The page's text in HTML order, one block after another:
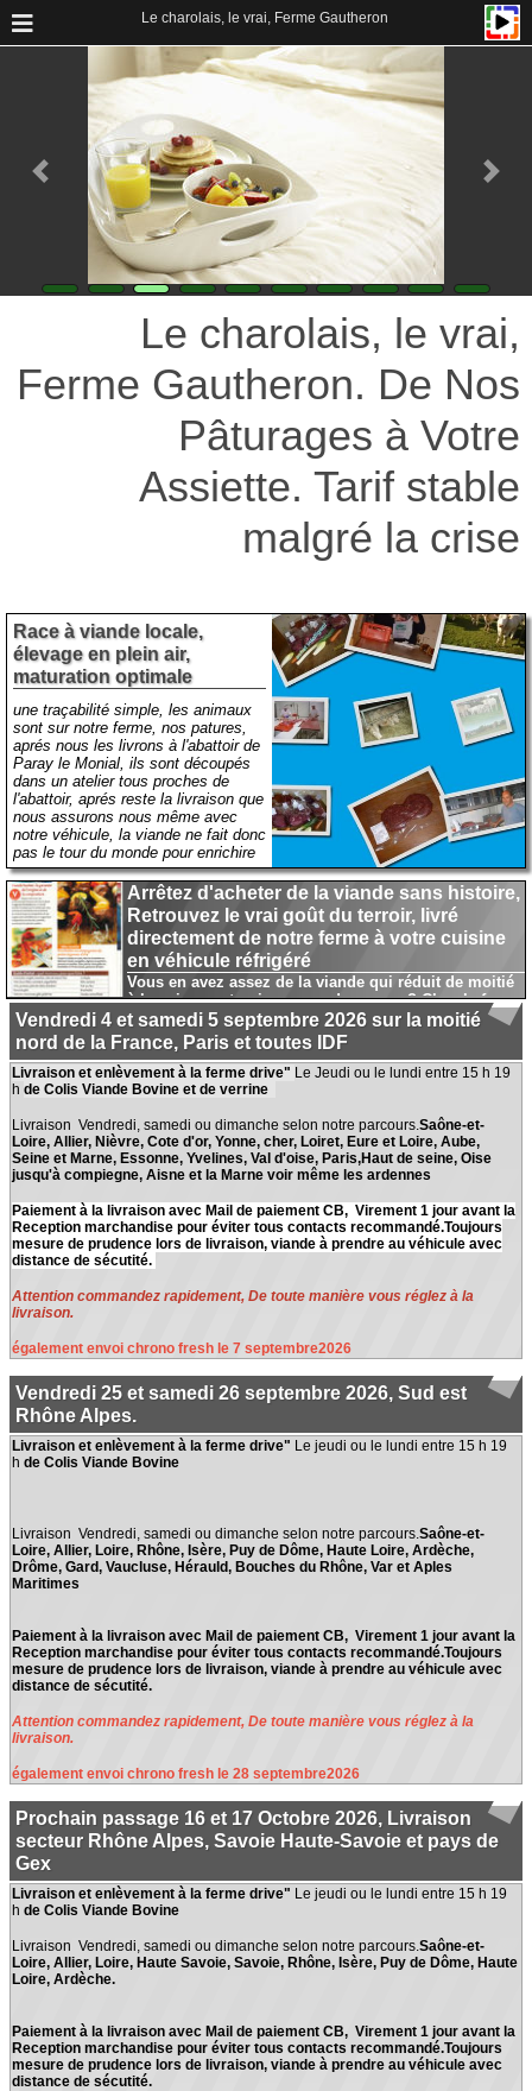
Le charolais, le vrai, Ferme Gautheron
Le charolais, le vrai,
Ferme Gautheron. De Nos
Pâturages à Votre
Assiette. Tarif stable
malgré la crise
Race à viande locale,
élevage en plein air,
maturation optimale
une traçabilité simple, les animaux
sont sur notre ferme, nos patures,
aprés nous les livrons à l'abattoir de
Paray le Monial, ils sont découpés
dans un atelier tous proches de
l'abattoir, aprés reste la livraison que
nous assurons nous même avec
notre véhicule, la viande ne fait donc
pas le tour du monde pour enrichire
des grandes sociétés, c'est ça du
direct .
Livraisonviande sur toute la
partie Centre et Est de la France,
Paris et toute la région Île de
France ainsi que l'Oise"sur Creil",
l'Alsace, la Lorraine, le Jura , le
Doubs, Region Rhône Alpes et
PACA en point de
livraisons.Paiement
livraisonVirement, mail de
paiement carte ou espèces, prix
viande abordable, pas de
pas à commander, même si votre
commune ne se trouve pas sur
mes livraisons, je passe peut-être
chez vous en livraison . quand j'ai
par mail de la date de livraison la
plus proche , il vous sera
toujours possible de repousser la
date de livraison, voir même
Heureux de vous présentermes
produits
Attention, vente par lot, je ne suis
agriculteur dans une commune de
Saône et Loire en Bourgogne, je fais
naître mes veaux que j’élève dans
un système naturel. J’ai diversifié
mon travail avec la vente de viande
viande est conditionnée sous vide
ce qui vous permet de la garder
environ 10 jours après ma livraison
dans votre réfrigérateur.
Arrêtez d'acheter de la viande sans histoire,
Retrouvez le vrai goût du terroir, livré
directement de notre ferme à votre cuisine
en véhicule réfrigéré
Vous en avez assez de la viande qui réduit de moitié
à la cuisson et qui manque de saveur ? Chez la ferme
Gautheron nous faisons les choses différement :
.plein air printemps été et batiments en hiver : Nos bêtes
sont élevés dans le respect di bien-être animal.
.maturation Longue : Pour une tendreté exceptionnelleet
des arômes développés.
Imaginez une côte de boeuf parfaitement persillée,
saisie au grill, avec ce jus savoureux que seule une
viande de qualité peur offrir. C'est l'expérience que
nous vous livrons sous vide et au frais dans notre
véhicule frigorifique.
Vendredi 4 et samedi 5 septembre 2026 sur la moitié
nord de la France, Paris et toutes IDF
Livraison et enlèvement à la ferme drive" Le Jeudi ou le lundi entre 15 h 19
h de Colis Viande Bovine et de verrine
Livraison Vendredi, samedi ou dimanche selon notre parcours.Saône-et-
Loire, Allier, Nièvre, Cote d'or, Yonne, cher, Loiret, Eure et Loire, Aube,
Seine et Marne, Essonne, Yvelines, Val d'oise, Paris,Haut de seine, Oise
jusqu'à compiegne, Aisne et la Marne voir même les ardennes
Paiement à la livraison avec Mail de paiement CB, Virement 1 jour avant la
Reception marchandise pour éviter tous contacts recommandé.Toujours
mesure de prudence lors de livraison, viande à prendre au véhicule avec
distance de sécutité.
Attention commandez rapidement, De toute manière vous réglez à la
livraison.
également envoi chrono fresh le 7 septembre2026
Vendredi 25 et samedi 26 septembre 2026, Sud est
Rhône Alpes.
Livraison et enlèvement à la ferme drive" Le jeudi ou le lundi entre 15 h 19
h de Colis Viande Bovine
Livraison Vendredi, samedi ou dimanche selon notre parcours.Saône-et-
Loire, Allier, Loire, Rhône, Isère, Puy de Dôme, Haute Loire, Ardèche,
Drôme, Gard, Vaucluse, Hérauld, Bouches du Rhône, Var et Aples
Maritimes
Paiement à la livraison avec Mail de paiement CB, Virement 1 jour avant la
Reception marchandise pour éviter tous contacts recommandé.Toujours
mesure de prudence lors de livraison, viande à prendre au véhicule avec
distance de sécutité.
Attention commandez rapidement, De toute manière vous réglez à la
livraison.
également envoi chrono fresh le 28 septembre2026
Prochain passage 16 et 17 Octobre 2026, Livraison
secteur Rhône Alpes, Savoie Haute-Savoie et pays de
Gex
Livraison et enlèvement à la ferme drive" Le jeudi ou le lundi entre 15 h 19
h de Colis Viande Bovine
Livraison Vendredi, samedi ou dimanche selon notre parcours.Saône-et-
Loire, Allier, Loire, Haute Savoie, Savoie, Rhône, Isère, Puy de Dôme, Haute
Loire, Ardèche.
Paiement à la livraison avec Mail de paiement CB, Virement 1 jour avant la
Reception marchandise pour éviter tous contacts recommandé.Toujours
mesure de prudence lors de livraison, viande à prendre au véhicule avec
distance de sécutité.